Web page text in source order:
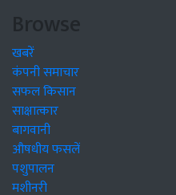
Browse
खबरें
कंपनी समाचार
सफल किसान
साक्षात्कार
बागवानी
औषधीय फसलें
पशुपालन
मशीनरी